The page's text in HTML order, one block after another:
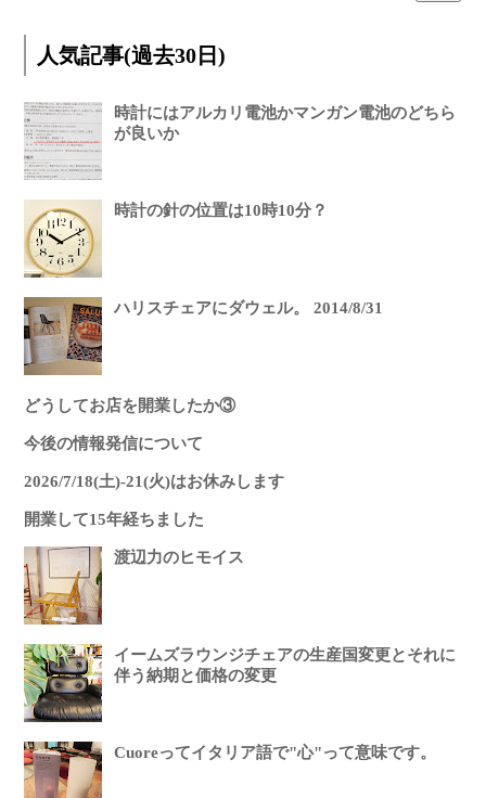
人気記事(過去30日)
時計にはアルカリ電池かマンガン電池のどちら
が良いか
時計の針の位置は10時10分？
ハリスチェアにダウェル。 2014/8/31
どうしてお店を開業したか③
今後の情報発信について
2026/7/18(土)-21(火)はお休みします
開業して15年経ちました
渡辺力のヒモイス
イームズラウンジチェアの生産国変更とそれに
伴う納期と価格の変更
Cuoreってイタリア語で"心"って意味です。